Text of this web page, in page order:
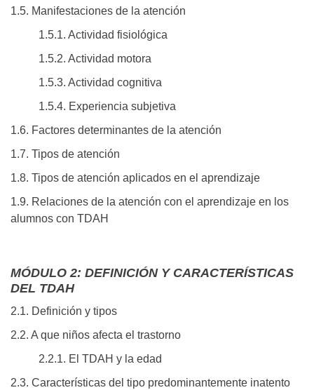
1.5. Manifestaciones de la atención
1.5.1. Actividad fisiológica
1.5.2. Actividad motora
1.5.3. Actividad cognitiva
1.5.4. Experiencia subjetiva
1.6. Factores determinantes de la atención
1.7. Tipos de atención
1.8. Tipos de atención aplicados en el aprendizaje
1.9. Relaciones de la atención con el aprendizaje en los
alumnos con TDAH
MÓDULO 2: DEFINICIÓN Y CARACTERÍSTICAS
DEL TDAH
2.1. Definición y tipos
2.2. A que niños afecta el trastorno
2.2.1. El TDAH y la edad
2.3. Características del tipo predominantemente inatento